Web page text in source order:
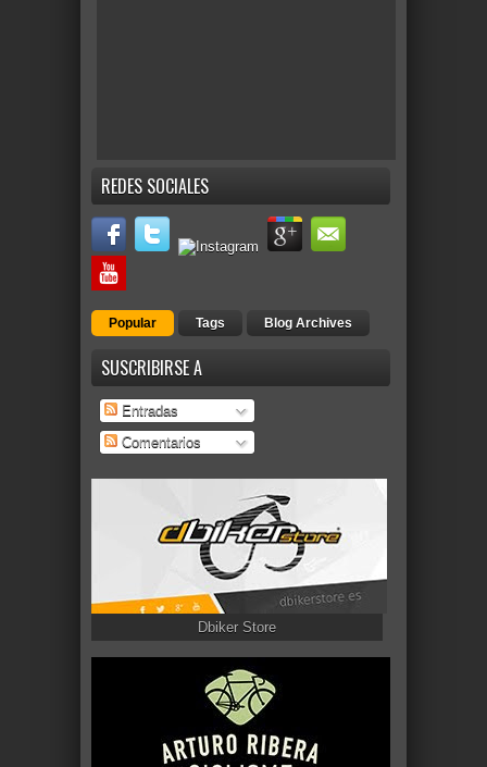
REDES SOCIALES
Popular Tags Blog Archives
SUSCRIBIRSE A
Entradas
Comentarios
Dbiker Store